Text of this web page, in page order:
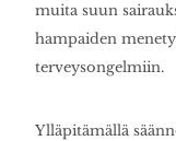
muita suun
hampaiden
terveysongelmiin.
Ylläpitämällä